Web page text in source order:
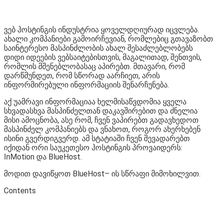
ვებ ჰოსტინგის ინდუსტრია ყოველდღიურად იცვლება.
ახალი კომპანიები გამოირჩევიან, რომლებიც გთავაზობთ
საინტერესო მასპინძლობის ახალ შესაძლებლობებს
დიდი იდეების ვებსაიტებისთვის, მაგალითად, შენთვის,
რომლის მშენებლობასაც აპირებთ. მთავარი, რომ
დარწმუნდეთ, რომ სწორად აარჩიეთ, არის
ინფორმირებული ინფორმაციის შენარჩუნება.
აქ უამრავი ინფორმაციაა ხელმისაწვდომია ყველა
სხვადასხვა მასპინძელთან დაკავშირებით და ძნელია
მისი ამოცნობა, ასე რომ, ჩვენ ვაპირებთ გადავხედოთ
მასპინძელ კომპანიებს და ვნახოთ, როგორ ახერხებენ
ისინი გვერდიგვერდ. ამ სტატიაში ჩვენ შევადარებთ
იქიდან ორი საუკეთესო ჰოსტინგის პროვაიდერს:
InMotion და BlueHost.
მოდით დავიწყოთ BlueHost– ის სწრაფი მიმოხილვით.
Contents